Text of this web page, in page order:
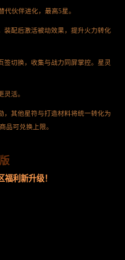
代伙伴进化，最高5星。
装配后激活被动效果，提升火力转化
签切换，收集与战力同屏掌控。星灵
灵活。
，其他星符与打造材料将统一转化为
品可兑换上限。
福利新升级！